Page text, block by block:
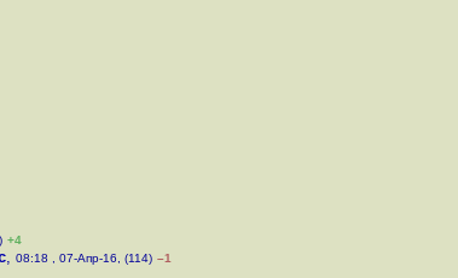
+4
, 08:18 , 07-Апр-16, (114) –1